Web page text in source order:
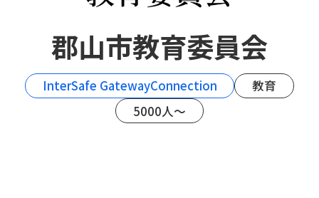
郡山市教育委員会
InterSafe GatewayConnection
教育
5000人～